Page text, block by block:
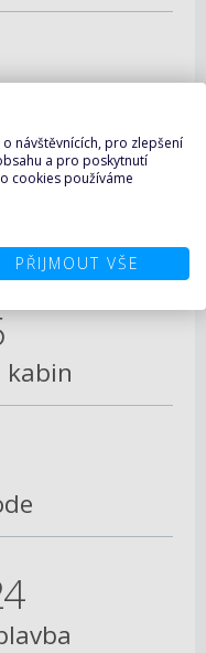
kabin
návštěvnících, pro zlepšení
a pro poskytnutí
cookies používáme
PŘIJMOUT VŠE